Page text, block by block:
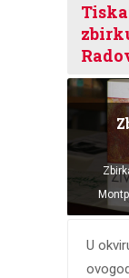
U